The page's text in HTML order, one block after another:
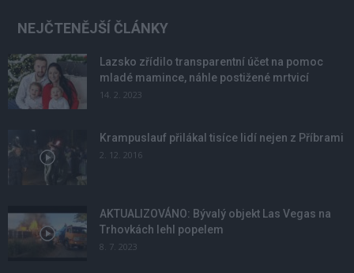
NEJČTENĚJŠÍ ČLÁNKY
Lazsko zřídilo transparentní účet na pomoc
mladé mamince, náhle postižené mrtvicí
14. 2. 2023
Krampuslauf přilákal tisíce lidí nejen z Příbrami
2. 12. 2016
AKTUALIZOVÁNO: Bývalý objekt Las Vegas na
Trhovkách lehl popelem
8. 7. 2023